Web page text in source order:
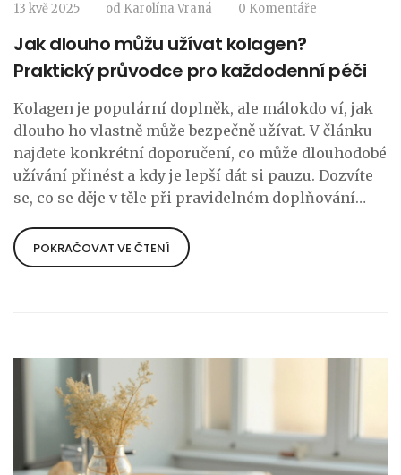
13 kvě 2025 od Karolína Vraná 0 Komentáře
Jak dlouho můžu užívat kolagen?
Praktický průvodce pro každodenní péči
Kolagen je populární doplněk, ale málokdo ví, jak
dlouho ho vlastně může bezpečně užívat. V článku
najdete konkrétní doporučení, co může dlouhodobé
užívání přinést a kdy je lepší dát si pauzu. Dozvíte
se, co se děje v těle při pravidelném doplňování
rozhodnout, co očekávat a na co si dát pozor.
Nabízíme i zajímavosti ze života i skutečné
POKRAČOVAT VE ČTENÍ